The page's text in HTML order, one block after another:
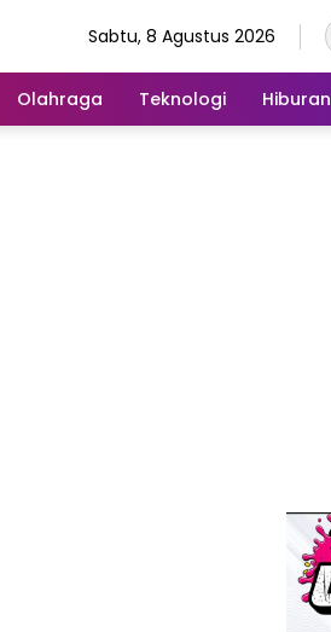
Sabtu, 8 Agustus 2026
Olahraga Teknologi Hiburan